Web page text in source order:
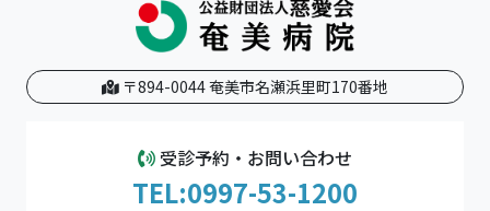
〒894-0044 奄美市名瀬浜里町170番地
受診予約・お問い合わせ
TEL:0997-53-1200